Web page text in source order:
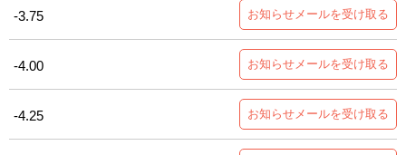
-3.75 お知らせメールを受け取る
-4.00 お知らせメールを受け取る
-4.25 お知らせメールを受け取る